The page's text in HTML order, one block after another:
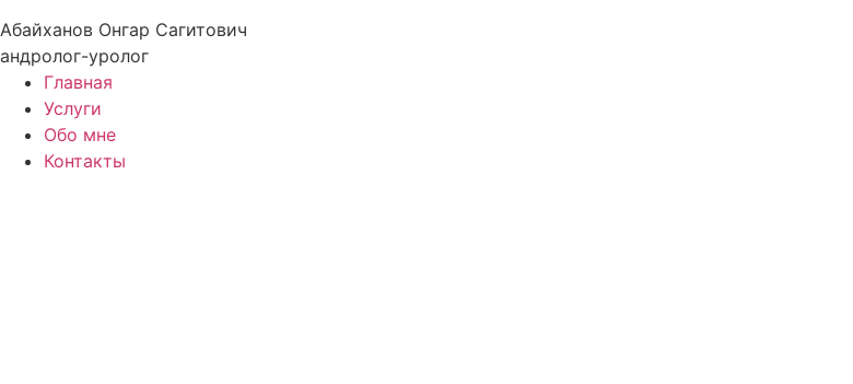
Абайханов Онгар Сагитович
андролог-уролог
Главная
Услуги
Обо мне
Контакты